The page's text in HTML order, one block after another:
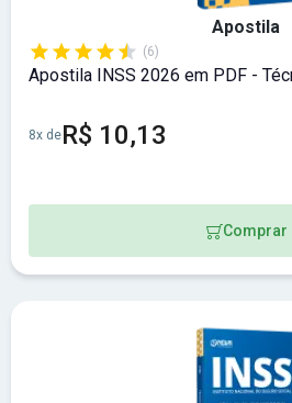
Apostila
(6)
Apostila INSS 2026 em PDF -
8x deR$ 10,13
Comprar